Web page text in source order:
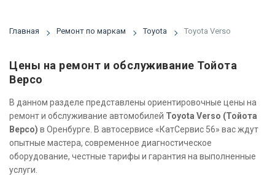
Главная Ремонт по маркам Toyota Toyota Verso
Цены на ремонт и обслуживание Тойота
Версо
В данном разделе представлены ориентировочные цены на
ремонт и обслуживание автомобилей Toyota Verso (Тойота
Версо) в Оренбурге. В автосервисе «КатСервис 56» вас ждут
опытные мастера, современное диагностическое
оборудование, честные тарифы и гарантия на выполненные
услуги.